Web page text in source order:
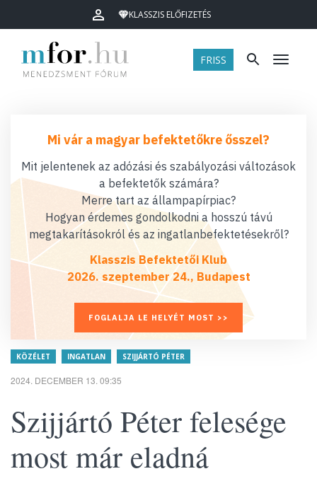
KLASSZIS ELŐFIZETÉS
FRISS Menü
Mi vár a magyar befektetőkre ősszel?
Mit jelentenek az adózási és szabályozási változások
a befektetők számára?
Merre tart az állampapírpiac?
Hogyan érdemes gondolkodni a hosszú távú
megtakarításokról és az ingatlanbefektetésekről?
Klasszis Befektetői Klub
2026. szeptember 24., Budapest
FOGLALJA LE HELYÉT MOST >>
KÖZÉLET INGATLAN SZIJJÁRTÓ PÉTER
2024. DECEMBER 13. 09:35
Szijjártó Péter felesége
most már eladná